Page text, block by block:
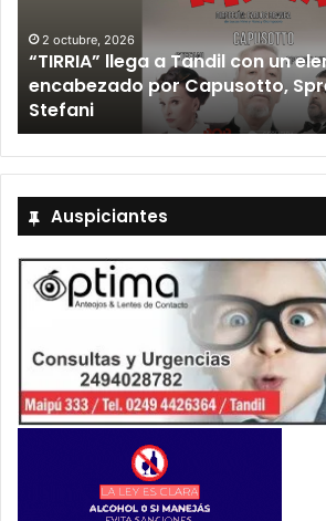
12 septiembre, 2026
Los Fabulosos Cadillacs
Tandil y ya están a la venta las
Auspiciantes